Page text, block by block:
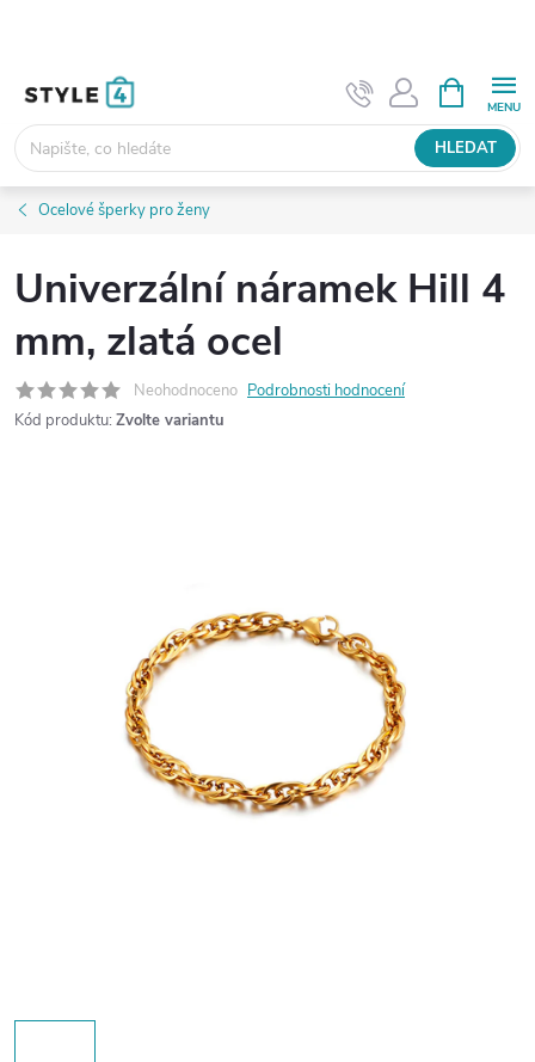
HLEDAT
NÁKUPNÍ
KOŠÍK
Ocelové šperky pro ženy
Univerzální náramek Hill 4
mm, zlatá ocel
Neohodnoceno Podrobnosti hodnocení
Kód produktu: Zvolte variantu